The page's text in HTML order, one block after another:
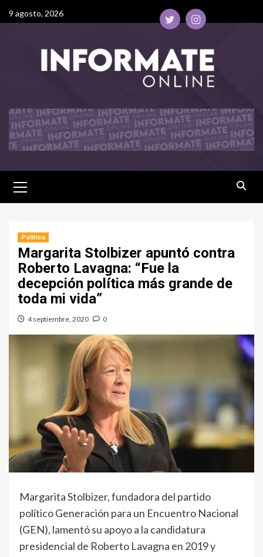
9 agosto, 2026
Política
Margarita Stolbizer apuntó contra
Roberto Lavagna: “Fue la
decepción política más grande de
toda mi vida”
4 septiembre, 2020 0
Margarita Stolbizer, fundadora del partido
político Generación para un Encuentro Nacional
(GEN), lamentó su apoyo a la candidatura
presidencial de Roberto Lavagna en 2019 y